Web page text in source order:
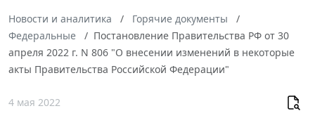
Новости и аналитика
Горячие документы
Федеральные
Постановление Правительства РФ от 30
апреля 2022 г. N 806 "О внесении изменений в некоторые
акты Правительства Российской Федерации"
4 мая 2022